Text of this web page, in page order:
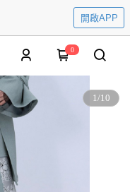
開啟APP
0
1/10